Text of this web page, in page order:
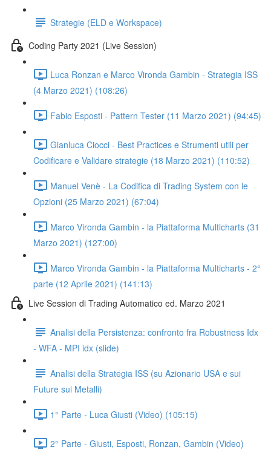
Strategie (ELD e Workspace)
Coding Party 2021 (Live Session)
Luca Ronzan e Marco Vironda Gambin - Strategia ISS
(4 Marzo 2021) (108:26)
Fabio Esposti - Pattern Tester (11 Marzo 2021) (94:45)
Gianluca Ciocci - Best Practices e Strumenti utili per
Codificare e Validare strategie (18 Marzo 2021) (110:52)
Manuel Venè - La Codifica di Trading System con le
Opzioni (25 Marzo 2021) (67:04)
Marco Vironda Gambin - la Piattaforma Multicharts (31
Marzo 2021) (127:00)
Marco Vironda Gambin - la Piattaforma Multicharts - 2°
parte (12 Aprile 2021) (141:13)
Live Session di Trading Automatico ed. Marzo 2021
Analisi della Persistenza: confronto fra Robustness Idx
- WFA - MPI idx (slide)
Analisi della Strategia ISS (su Azionario USA e sui
Future sui Metalli)
1° Parte - Luca Giusti (Video) (105:15)
2° Parte - Giusti, Esposti, Ronzan, Gambin (Video)